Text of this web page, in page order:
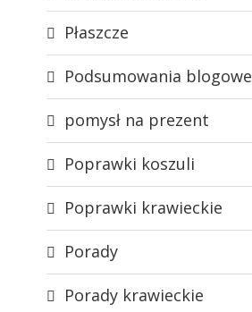
Płaszcze
Podsumowania blogowe
pomysł na prezent
Poprawki koszuli
Poprawki krawieckie
Porady
Porady krawieckie